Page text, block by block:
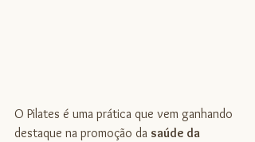
O Pilates é uma prática que vem ganhando
destaque na promoção da saúde da